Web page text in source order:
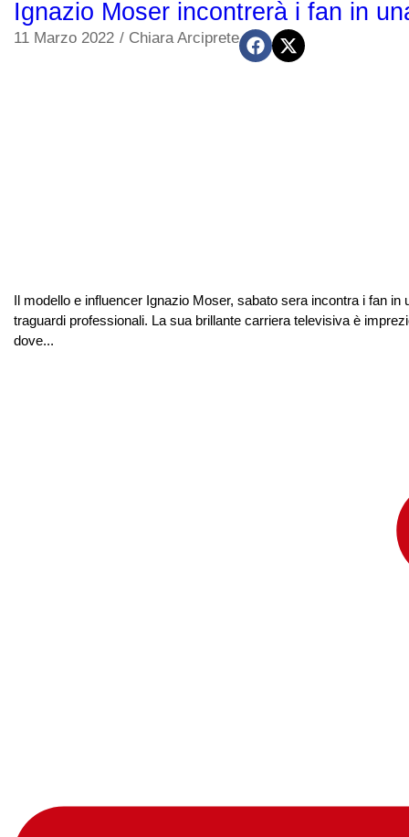
Ignazio Moser incontrerà i fan in
11 Marzo 2022 / Chiara Arciprete
Il modello e influencer Ignazio Moser, sabato sera incontra i fan
traguardi professionali. La sua brillante carriera televisiva è
dove...